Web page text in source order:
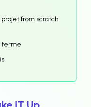
projet from scratch
terme